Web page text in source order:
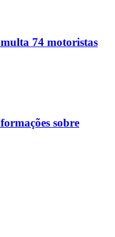
74 motoristas
sobre